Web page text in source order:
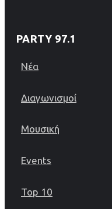
PARTY 97.1
Νέα
Διαγωνισμοί
Μουσική
Events
Top 10